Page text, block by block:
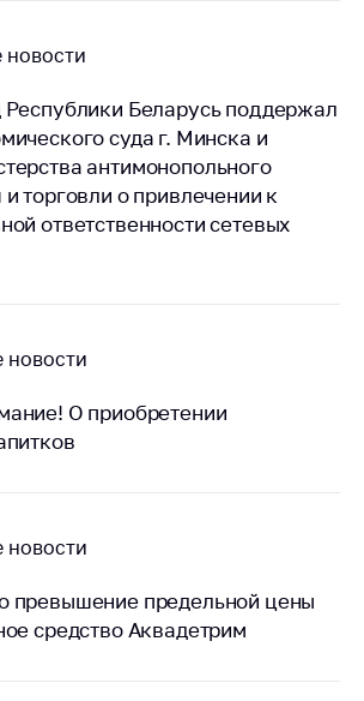
и
по
и
новости
Беларусь поддержал
суда г. Минска и
антимонопольного
торговли о привлечении к
ответственности сетевых
новости
О приобретении
новости
превышение предельной цены
средство Аквадетрим